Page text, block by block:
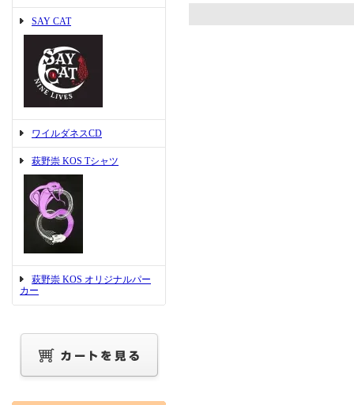
SAY CAT
ワイルダネスCD
萩野崇 KOS Tシャツ
萩野崇 KOS オリジナルパー
カー